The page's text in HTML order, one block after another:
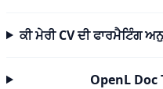
ਕੀ ਮੇਰੀ CV ਦੀ ਫਾਰਮੈਟਿੰਗ
OpenL Doc